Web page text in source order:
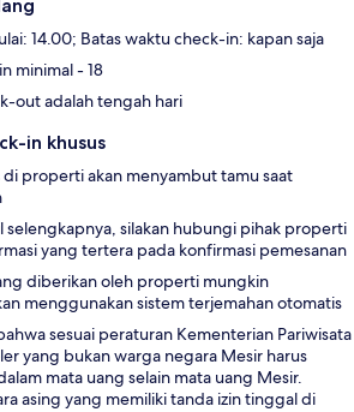
14.00; Batas waktu check-in: kapan saja
minimal - 18
out adalah tengah hari
in khusus
di properti akan menyambut tamu saat
selengkapnya, silakan hubungi pihak properti
yang tertera pada konfirmasi pemesanan
diberikan oleh properti mungkin
menggunakan sistem terjemahan otomatis
sesuai peraturan Kementerian Pariwisata
yang bukan warga negara Mesir harus
mata uang selain mata uang Mesir.
asing yang memiliki tanda izin tinggal di